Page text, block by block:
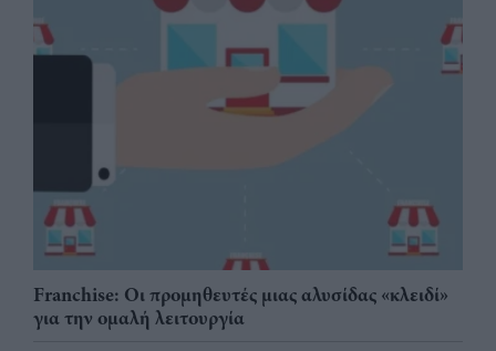
Franchise: Οι προμηθευτές μιας αλυσίδας «κλειδί»
για την ομαλή λειτουργία